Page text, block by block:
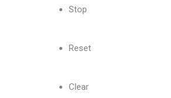
Stop
Reset
Clear